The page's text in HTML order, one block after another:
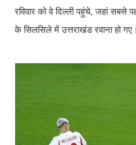
रविवार को वे दिल्ली पहुंचे, जहां
के सिलसिले में उत्तराखंड रवाना हो गए।